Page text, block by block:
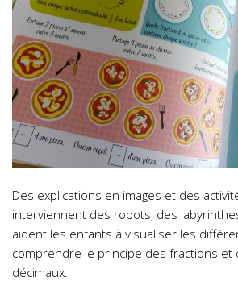
Des explications en images et des
interviennent des robots, des
aident les enfants à visualiser les
comprendre le principe des fractions et
décimaux.